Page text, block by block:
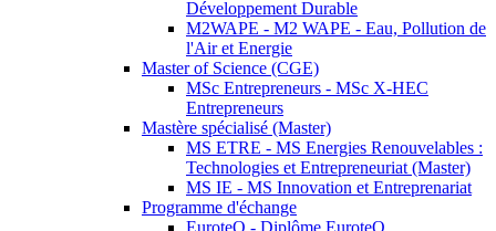
Développement Durable
M2WAPE - M2 WAPE - Eau, Pollution de
l'Air et Energie
Master of Science (CGE)
MSc Entrepreneurs - MSc X-HEC
Entrepreneurs
Mastère spécialisé (Master)
MS ETRE - MS Energies Renouvelables :
Technologies et Entrepreneuriat (Master)
MS IE - MS Innovation et Entreprenariat
Programme d'échange
EuroteQ - Diplôme EuroteQ